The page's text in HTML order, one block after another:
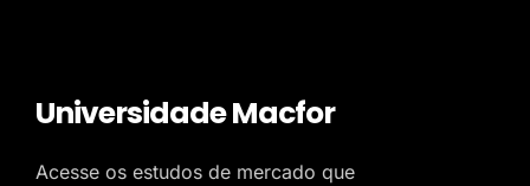
Universidade Macfor
Acesse os estudos de mercado que